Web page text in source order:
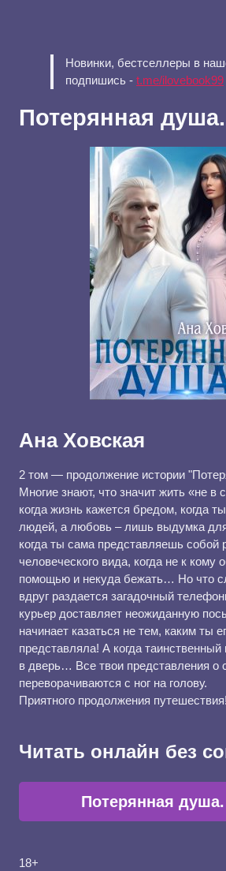
Новинки, бестселлеры в
подпишись - t.me/ilovebook99
Потерянная
Ана Ховская
2 том — продолжение истории
Многие знают, что значит жить «не в
когда жизнь кажется бредом, когда
людей, а любовь – лишь выдумка
когда ты сама представляешь собой
человеческого вида, когда не к кому
помощью и некуда бежать… Но что
вдруг раздается загадочный
курьер доставляет неожиданную
начинает казаться не тем, каким ты
представляла! А когда таинственный
в дверь… Все твои представления о
переворачиваются с ног на голову.
Приятного продолжения путешествия!
Читать онлайн без
Потерянная
18+